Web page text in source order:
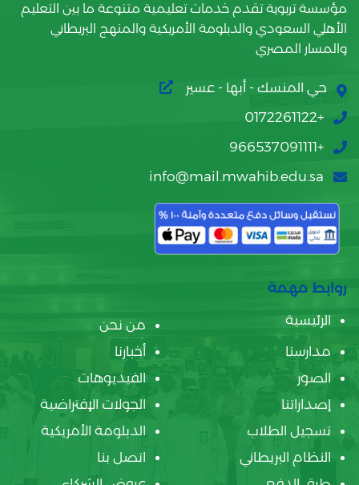
مؤسسة تربوية تقدم خدمات تعليمية متنوعة ما بين التعليم
الأهلي السعودي والدبلومة الأمريكية والمنهج البريطاني
والمسار المصري
حي المنسك - أبها - عسير
+0172261122
+966537091111
info@mail.mwahib.edu.sa
روابط مهمة
الرئيسية
من نحن
مدارسنا
أخبارنا
الصور
الفيديوهات
إصداراتنا
الجولات الإفتراضية
تسجيل الطلاب
الدبلومة الأمريكية
النظام البريطاني
اتصل بنا